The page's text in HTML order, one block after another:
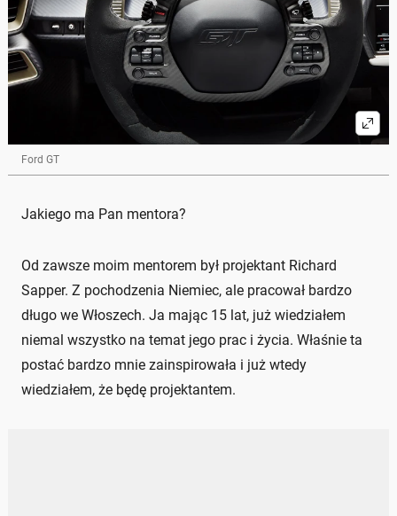
Ford GT
Jakiego ma Pan mentora?
Od zawsze moim mentorem był projektant Richard
Sapper. Z pochodzenia Niemiec, ale pracował bardzo
długo we Włoszech. Ja mając 15 lat, już wiedziałem
niemal wszystko na temat jego prac i życia. Właśnie ta
postać bardzo mnie zainspirowała i już wtedy
wiedziałem, że będę projektantem.